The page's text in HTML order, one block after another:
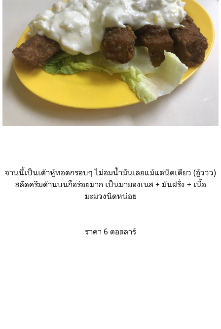
จานนี้เป็นเต้าหู้ทอดกรอบๆ ไม่อมน้ำมันเลยแม้แต่นิดเดียว (อู้ววว)
สลัดครีมด้านบนก็อร่อยมาก เป็นมายองเนส + มันฝรั่ง + เนื้อ
มะม่วงนิดหน่อย
ราคา 6 ดอลลาร์